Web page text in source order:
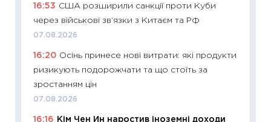
16:53 США розширили санкції проти Куби
через військові зв’язки з Китаєм та РФ
07.08.2026
16:20 Осінь принесе нові витрати: які продукти
ризикують подорожчати та що стоїть за
зростанням цін
07.08.2026
16:16
Кім Чен Ин наростив іноземні доходи